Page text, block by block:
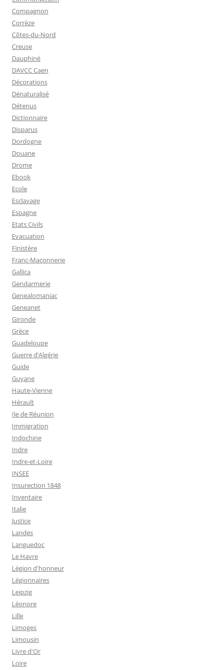
Compagnon
Corrèze
Côtes-du-Nord
Creuse
Dauphiné
DAVCC Caen
Décorations
Dénaturalisé
Détenus
Dictionnaire
Disparus
Dordogne
Douane
Drome
Ebook
Ecole
Esclavage
Espagne
Etats Civils
Evacuation
Finistère
Franc-Maçonnerie
Gallica
Gendarmerie
Genealomaniac
Geneanet
Gironde
Grèce
Guadeloupe
Guerre d’Algérie
Guide
Guyane
Haute-Vienne
Hérault
Ile de Réunion
Immigration
Indochine
Indre
Indre-et-Loire
INSEE
Insurection 1848
Inventaire
Italie
Justice
Landes
Languedoc
Le Havre
Légion d'honneur
Légionnaires
Leipzig
Léonore
Lille
Limoges
Limousin
Livre d'Or
Loire